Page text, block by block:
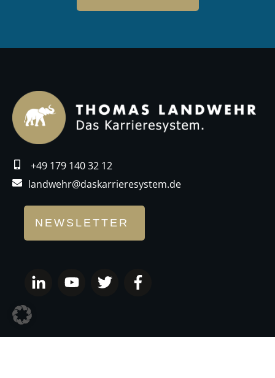
+49 179 140 32 12
landwehr@daskarrieresystem.de
NEWSLETTER